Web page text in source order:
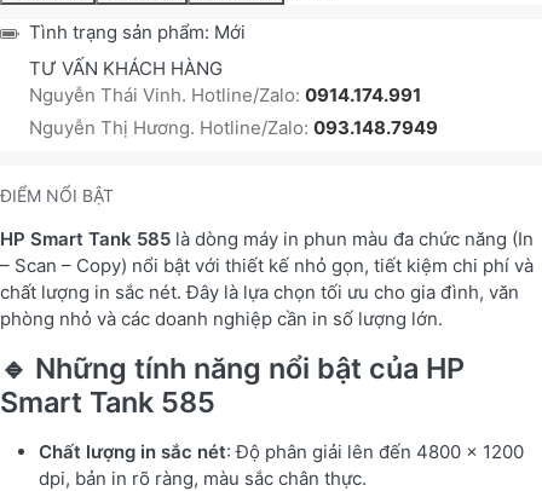
Tình trạng sản phẩm: Mới
TƯ VẤN KHÁCH HÀNG
Nguyễn Thái Vinh. Hotline/Zalo: 0914.174.991
Nguyễn Thị Hương. Hotline/Zalo: 093.148.7949
ĐIỂM NỔI BẬT
HP Smart Tank 585 là dòng máy in phun màu đa chức năng (In
– Scan – Copy) nổi bật với thiết kế nhỏ gọn, tiết kiệm chi phí và
chất lượng in sắc nét. Đây là lựa chọn tối ưu cho gia đình, văn
phòng nhỏ và các doanh nghiệp cần in số lượng lớn.
🔹 Những tính năng nổi bật của HP
Smart Tank 585
Chất lượng in sắc nét: Độ phân giải lên đến 4800 x 1200
dpi, bản in rõ ràng, màu sắc chân thực.